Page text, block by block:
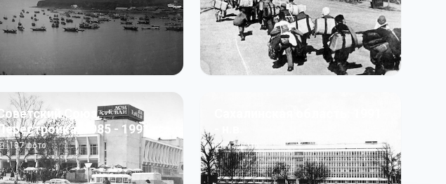
Советский Союз.
Перестройка: 1985 - 1991 гг
187фото 13фото